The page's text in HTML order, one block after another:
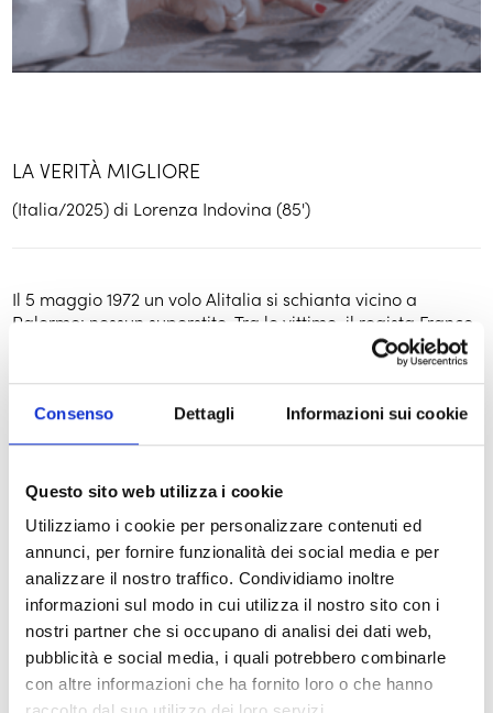
Consenso Dettagli Informazioni sui cookie
Questo sito web utilizza i cookie
Utilizziamo i cookie per personalizzare contenuti ed
annunci, per fornire funzionalità dei social media e per
analizzare il nostro traffico. Condividiamo inoltre
informazioni sul modo in cui utilizza il nostro sito con i
nostri partner che si occupano di analisi dei dati web,
pubblicità e social media, i quali potrebbero combinarle
con altre informazioni che ha fornito loro o che hanno
LA VERITÀ MIGLIORE
(Italia/2025) di Lorenza Indovina (85')
Il 5 maggio 1972 un volo Alitalia si schianta vicino a
Palermo: nessun superstite. Tra le vittime, il regista Franco
Indovina, padre di Lorenza, allora bambina, oggi attrice
di successo. 50 anni dopo, un gruppo di parenti delle
vittime avvicina Lorenza alla fine di uno spettacolo
teatrale: il padre non è morto per un incidente, ma per un
meditazione sul lutto, sul tempo e sulla fragilità delle
verità ufficiali. Un’opera prima sorprendente e
coraggiosa, che sa essere insieme indagine, confessione e
poesia della memoria: “L’ho realizzato come se stessi
scrivendo un diario, il mezzo cinematografico era la mia
penna. Ho dato libertà alle loro parole dei parenti delle
vittime e ai miei pensieri” (Lorenza Indovina).